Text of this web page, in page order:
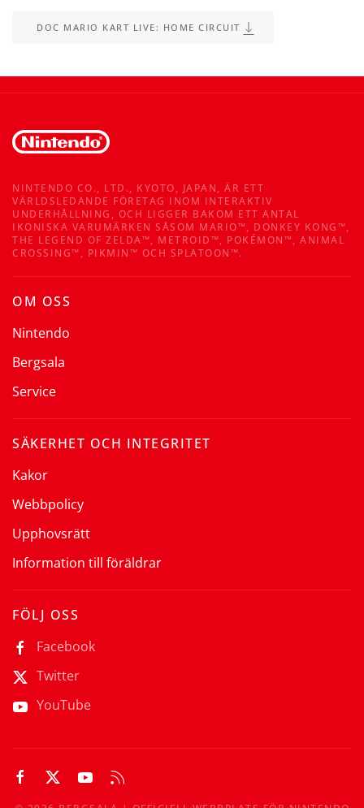
DOC MARIO KART LIVE: HOME CIRCUIT
NINTENDO CO., LTD., KYOTO, JAPAN, ÄR ETT
VÄRLDSLEDANDE FÖRETAG INOM INTERAKTIV
UNDERHÅLLNING, OCH LIGGER BAKOM ETT ANTAL
IKONISKA VARUMÄRKEN SÅSOM MARIO™, DONKEY KONG™,
THE LEGEND OF ZELDA™, METROID™, POKÉMON™, ANIMAL
CROSSING™, PIKMIN™ OCH SPLATOON™.
OM OSS
Nintendo
Bergsala
Service
SÄKERHET OCH INTEGRITET
Kakor
Webbpolicy
Upphovsrätt
Information till föräldrar
FÖLJ OSS
Facebook
Twitter
YouTube